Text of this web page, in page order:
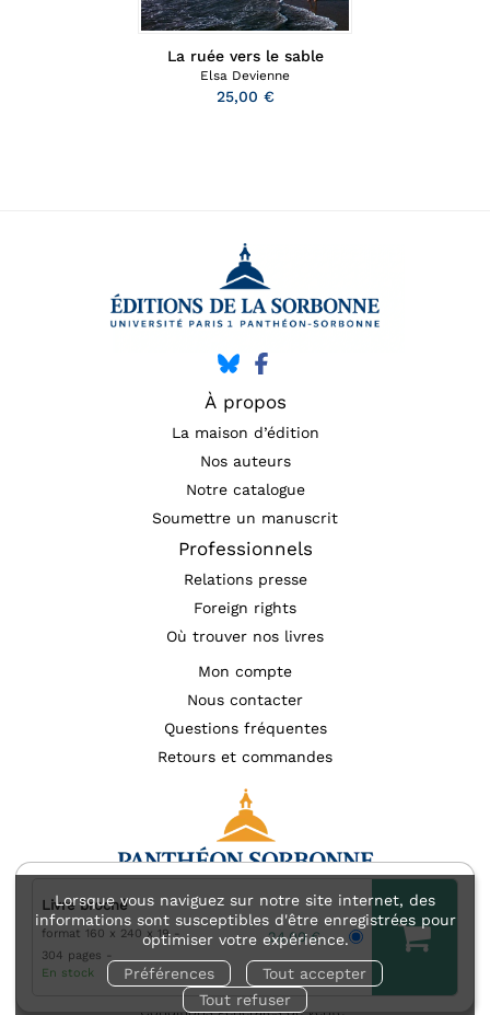
Lorsque vous naviguez sur notre site internet, des
informations sont susceptibles d'être enregistrées pour
optimiser votre expérience.
Préférences
Tout accepter
Tout refuser
Livre broché
format 160 x 240 x 19
304 pages
En stock
24,00 €
La ruée vers le sable
Elsa Devienne
25,00 €
À propos
La maison d’édition
Nos auteurs
Notre catalogue
Soumettre un manuscrit
Professionnels
Relations presse
Foreign rights
Où trouver nos livres
Mon compte
Nous contacter
Questions fréquentes
Retours et commandes
Mentions légales
Accessibilité : non conforme
Charte des données personnelles (RGPD)
Charte de référencement
Conditions générales d’utilisation
Conditions générales de vente